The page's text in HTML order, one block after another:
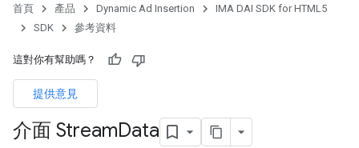
首頁 產品 Dynamic Ad Insertion
IMA DAI SDK for HTML5
SDK
參考資料
這對你有幫助嗎？
提供意見
介面 StreamData